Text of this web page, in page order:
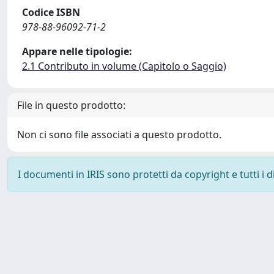
Codice ISBN
978-88-96092-71-2
Appare nelle tipologie:
2.1 Contributo in volume (Capitolo o Saggio)
File in questo prodotto:
Non ci sono file associati a questo prodotto.
I documenti in IRIS sono protetti da copyright e tutti i